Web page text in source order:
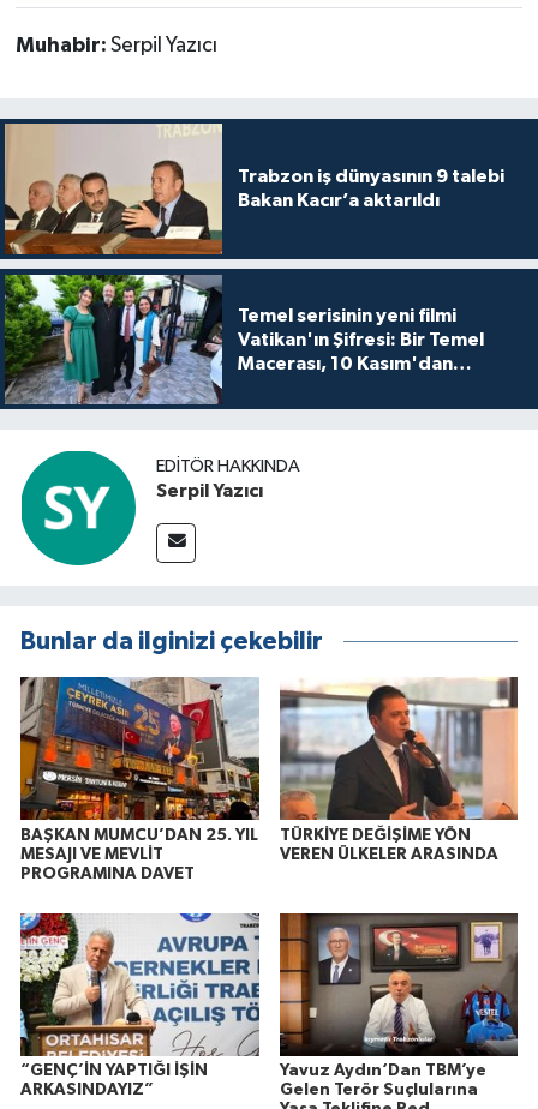
Muhabir: Serpil Yazıcı
Trabzon iş dünyasının 9 talebi
Bakan Kacır’a aktarıldı
Temel serisinin yeni filmi
Vatikan'ın Şifresi: Bir Temel
Macerası, 10 Kasım'dan
buluşuyo
EDITÖR HAKKINDA
Serpil Yazıcı
Bunlar da ilginizi çekebilir
BAŞKAN MUMCU’DAN 25. YIL
MESAJI VE MEVLİT
PROGRAMINA DAVET
TÜRKİYE DEĞİŞİME YÖN
VEREN ÜLKELER ARASINDA
“GENÇ’İN YAPTIĞI İŞİN
ARKASINDAYIZ”
Yavuz Aydın‘Dan TBM’ye
Gelen Terör Suçlularına